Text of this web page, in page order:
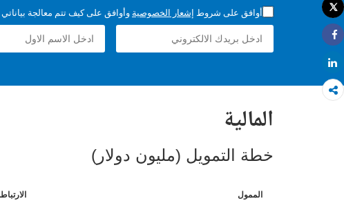
طباعة
Tweet
Share
Share
أوافق على شروط إشعار الخصوصية وأوافق على كيف تتم معالجة بياناتي
المالية
خطة التمويل (مليون دولار)
الممول